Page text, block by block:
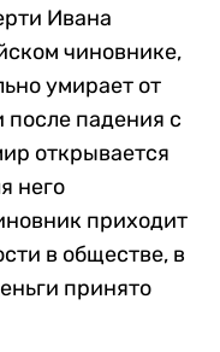
Ивана
чиновнике,
умирает от
после падения с
открывается
него
приходит
в обществе, в
принято